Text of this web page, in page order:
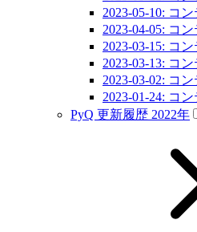
2023-05-10: コ
2023-04-05: コ
2023-03-15: コ
2023-03-13: コ
2023-03-02: コ
2023-01-24: コ
PyQ 更新履歴 2022年